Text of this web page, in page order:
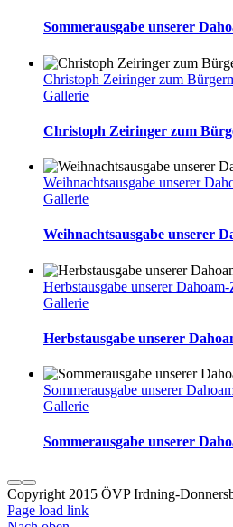
Sommerausgabe unserer
Christoph Zeiringer zum
Gallerie
Christoph Zeiringer zum
Weihnachtsausgabe unserer
Gallerie
Weihnachtsausgabe unserer
Herbstausgabe unserer
Gallerie
Herbstausgabe unserer
Sommerausgabe unserer
Gallerie
Sommerausgabe unserer
Copyright 2015 ÖVP
Page load link